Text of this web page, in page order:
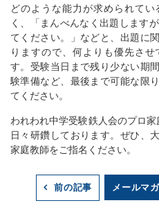
どのような能力が求められて
く、「まんべんなく出題します
てください。」などと、出題に
りますので、何よりも優先さ
す。受験当日まで残り少ない期
験準備など、最後まで可能な限
てください。
われわれ中学受験鉄人会のプロ
日々研鑽しております。ぜひ、
家庭教師をご指名ください。
前の記事 メールマ